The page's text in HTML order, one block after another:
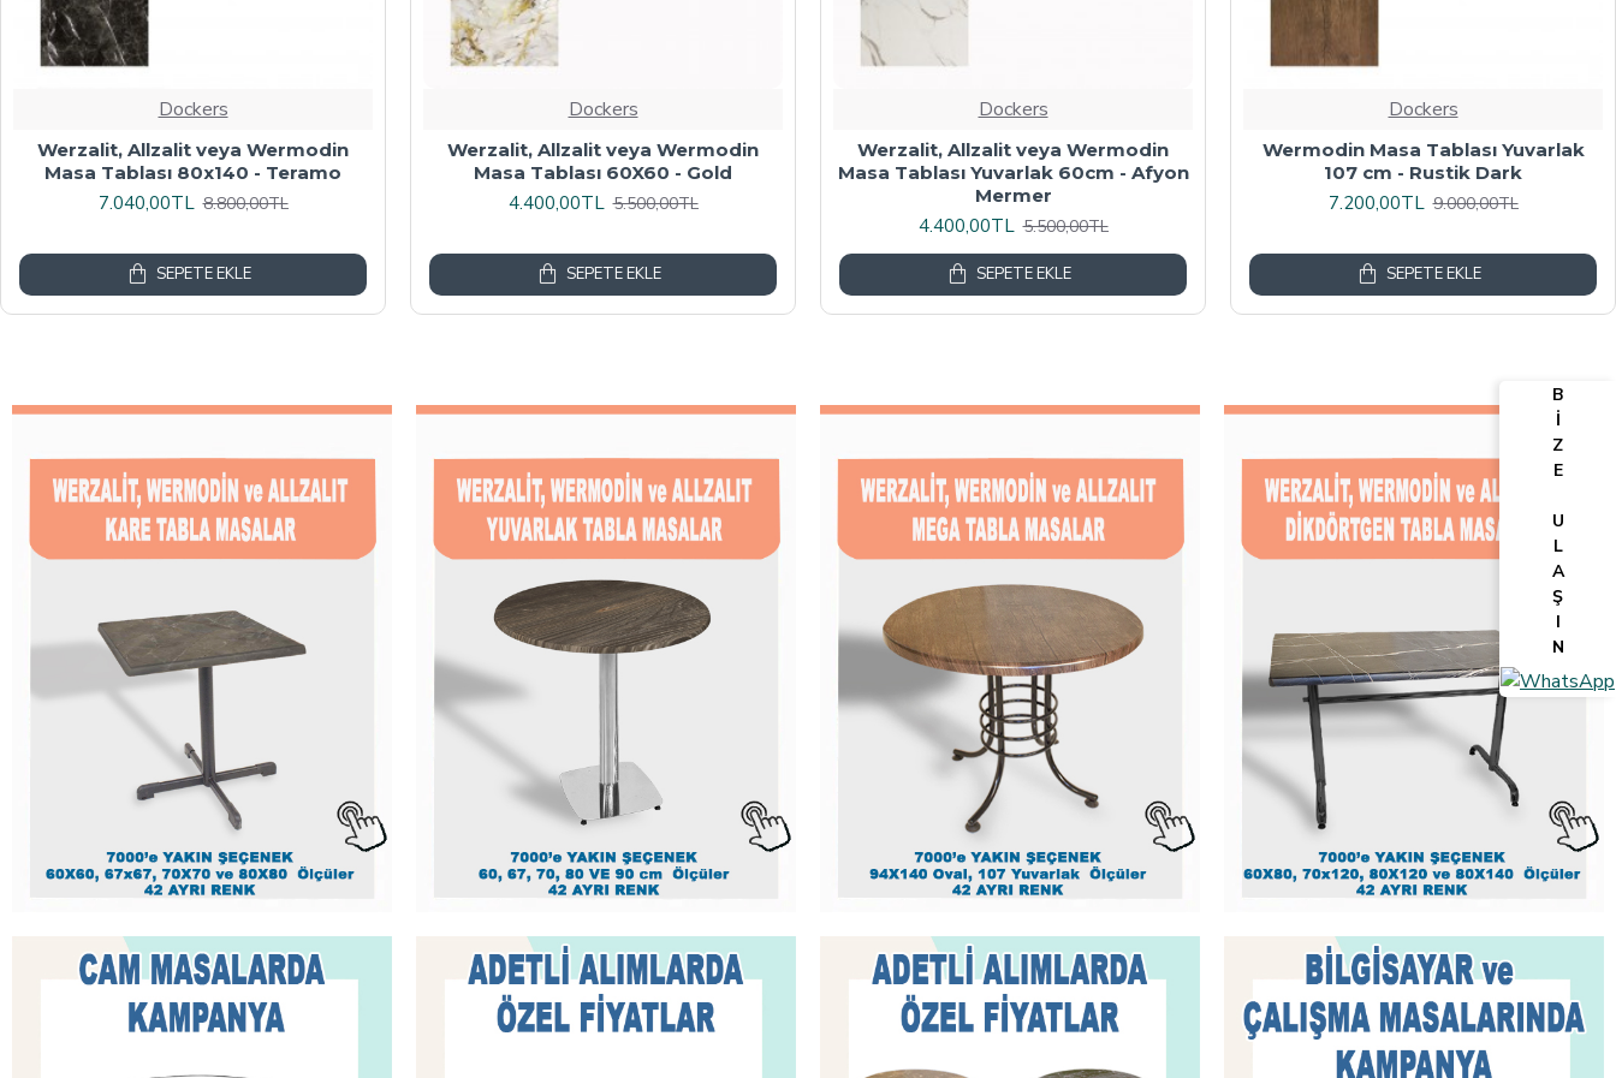
Dockers
Werzalit veya Wermodin Masa
Tablası Oval 94x146 - Indiana Wood
8.000,00TL 10.000,00TL
SEPETE EKLE
Dockers
Wermodin Masa Tablası 80X60 -
Akçaağaç
4.800,00TL 6.000,00TL
SEPETE EKLE
Dockers
Wermodin Masa Tablası Dalgalı Kare
67x67 cm - Karacabey Mermer
4.800,00TL 6.000,00TL
SEPETE EKLE
Dockers
Werzalit, Allzalit veya Wermodin
Masa Tablası 70X120 - Afyon Mermer
6.080,00TL 7.600,00TL
SEPETE EKLE
B
İ
Z
E
U
L
A
Ş
I
N